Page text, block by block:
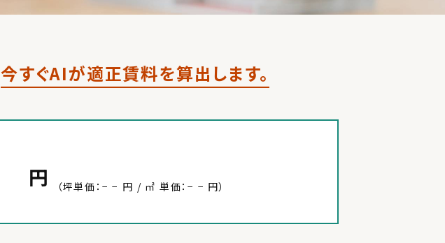
今すぐAIが適正賃料を算出します。
円 （坪単価：− − 円 / ㎡ 単価：− − 円）